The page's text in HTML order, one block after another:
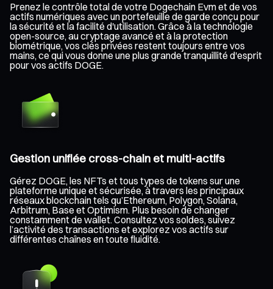
Prenez le contrôle total de votre Dogechain Evm et de vos
actifs numériques avec un portefeuille de garde conçu pour
la sécurité et la facilité d'utilisation. Grâce à la technologie
open-source, au cryptage avancé et à la protection
biométrique, vos clés privées restent toujours entre vos
mains, ce qui vous donne une plus grande tranquillité d'esprit
pour vos actifs DOGE.
Gestion unifiée cross-chain et multi-actifs
Gérez DOGE, les NFTs et tous types de tokens sur une
plateforme unique et sécurisée, à travers les principaux
réseaux blockchain tels qu’Ethereum, Polygon, Solana,
Arbitrum, Base et Optimism. Plus besoin de changer
constamment de wallet. Consultez vos soldes, suivez
l’activité des transactions et explorez vos actifs sur
différentes chaînes en toute fluidité.